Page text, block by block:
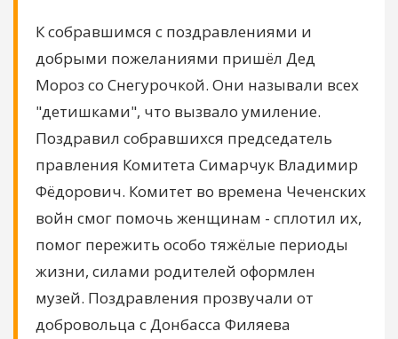
К собравшимся с поздравлениями и
добрыми пожеланиями пришёл Дед
Мороз со Снегурочкой. Они называли всех
"детишками", что вызвало умиление.
Поздравил собравшихся председатель
правления Комитета Симарчук Владимир
Фёдорович. Комитет во времена Чеченских
войн смог помочь женщинам - сплотил их,
помог пережить особо тяжёлые периоды
жизни, силами родителей оформлен
музей. Поздравления прозвучали от
добровольца с Донбасса Филяева